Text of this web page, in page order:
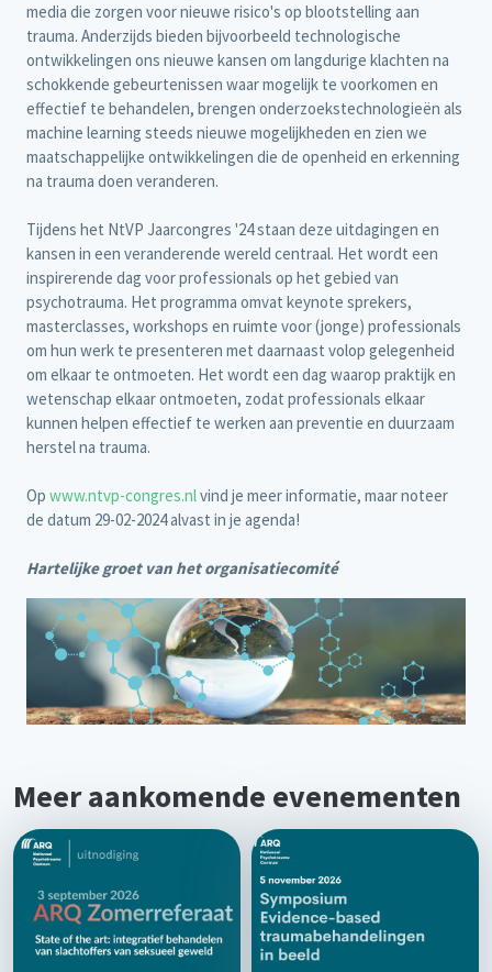
media die zorgen voor nieuwe risico's op blootstelling aan
trauma. Anderzijds bieden bijvoorbeeld technologische
ontwikkelingen ons nieuwe kansen om langdurige klachten na
schokkende gebeurtenissen waar mogelijk te voorkomen en
effectief te behandelen, brengen onderzoekstechnologieën als
machine learning steeds nieuwe mogelijkheden en zien we
maatschappelijke ontwikkelingen die de openheid en erkenning
na trauma doen veranderen.
Tijdens het NtVP Jaarcongres '24 staan deze uitdagingen en
kansen in een veranderende wereld centraal. Het wordt een
inspirerende dag voor professionals op het gebied van
psychotrauma. Het programma omvat keynote sprekers,
masterclasses, workshops en ruimte voor (jonge) professionals
om hun werk te presenteren met daarnaast volop gelegenheid
om elkaar te ontmoeten. Het wordt een dag waarop praktijk en
wetenschap elkaar ontmoeten, zodat professionals elkaar
kunnen helpen effectief te werken aan preventie en duurzaam
herstel na trauma.
Op www.ntvp-congres.nlvind je meer informatie, maar noteer
de datum 29-02-2024 alvast in je agenda!
Hartelijke groet van het organisatiecomité
Meer aankomende evenementen